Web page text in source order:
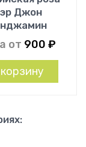
Джон
от 900 ₽